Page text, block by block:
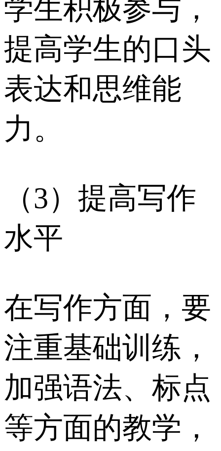
学生积极参与，
提高学生的口头
表达和思维能
力。
（3）提高写作
水平
在写作方面，要
注重基础训练，
加强语法、标点
等方面的教学，